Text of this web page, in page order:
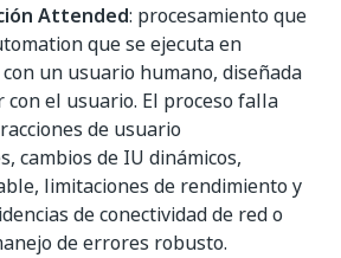
Attended: procesamiento que
que se ejecuta en
un usuario humano, diseñada
el usuario. El proceso falla
de usuario
cambios de IU dinámicos,
limitaciones de rendimiento y
de conectividad de red o
de errores robusto.